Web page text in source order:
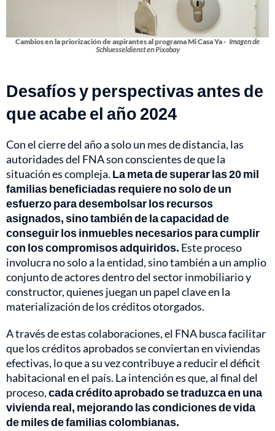
Cambios en la priorización de aspirantes al programa Mi Casa Ya - Imagen de
Schluesseldienst en Pixabay
Desafíos y perspectivas antes de
que acabe el año 2024
Con el cierre del año a solo un mes de distancia, las
autoridades del FNA son conscientes de que la
situación es compleja. La meta de superar las 20 mil
familias beneficiadas requiere no solo de un
esfuerzo para desembolsar los recursos
asignados, sino también de la capacidad de
conseguir los inmuebles necesarios para cumplir
con los compromisos adquiridos. Este proceso
involucra no solo a la entidad, sino también a un amplio
conjunto de actores dentro del sector inmobiliario y
constructor, quienes juegan un papel clave en la
materialización de los créditos otorgados.
A través de estas colaboraciones, el FNA busca facilitar
que los créditos aprobados se conviertan en viviendas
efectivas, lo que a su vez contribuye a reducir el déficit
habitacional en el país. La intención es que, al final del
proceso,cada crédito aprobado se traduzca en una
vivienda real, mejorando las condiciones de vida
de miles de familias colombianas.